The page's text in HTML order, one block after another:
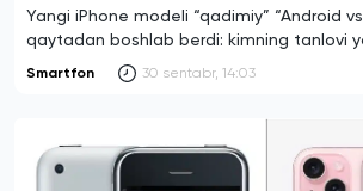
Yangi iPhone modeli “qadimiy” “Android
qaytadan boshlab berdi: kimning tanlovi
Smartfon 30 sentabr, 14:03